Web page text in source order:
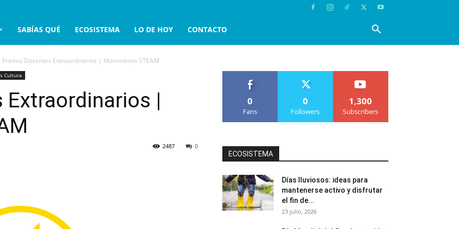
SABÍAS QUÉ ECOSISTEMA LO DE HOY CONTACTO
Premio Docentes Extraordinarios | Movimiento STEAM
Cultura
|
0
2487
0
Fans
0
Followers
1,300
Subscribers
ECOSISTEMA
Días lluviosos: ideas para
mantenerse activo y disfrutar
el fin de...
23 julio, 2026